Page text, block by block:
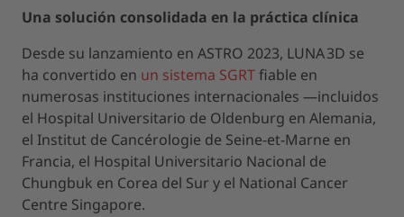
Una solución consolidada en la práctica clínica
Desde su lanzamiento en ASTRO 2023, LUNA 3D se
ha convertido en un sistema SGRTfiable en
numerosas instituciones internacionales —incluidos
el Hospital Universitario de Oldenburg en Alemania,
el Institut de Cancérologie de Seine-et-Marne en
Francia, el Hospital Universitario Nacional de
Chungbuk en Corea del Sur y el National Cancer
Centre Singapore.